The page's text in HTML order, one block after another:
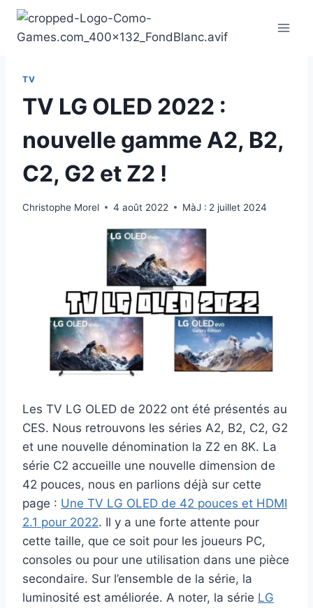
Aller
contenu
TV
TV LG OLED 2022 :
nouvelle gamme A2, B2,
C2, G2 et Z2 !
Christophe Morel 4 août 2022 MàJ : 2 juillet 2024
Les TV LG OLED de 2022 ont été présentés au
CES. Nous retrouvons les séries A2, B2, C2, G2
et une nouvelle dénomination la Z2 en 8K. La
série C2 accueille une nouvelle dimension de
42 pouces, nous en parlions déjà sur cette
page : Une TV LG OLED de 42 pouces et HDMI
2.1 pour 2022. Il y a une forte attente pour
cette taille, que ce soit pour les joueurs PC,
consoles ou pour une utilisation dans une pièce
secondaire. Sur l’ensemble de la série, la
luminosité est améliorée. A noter, la série LG